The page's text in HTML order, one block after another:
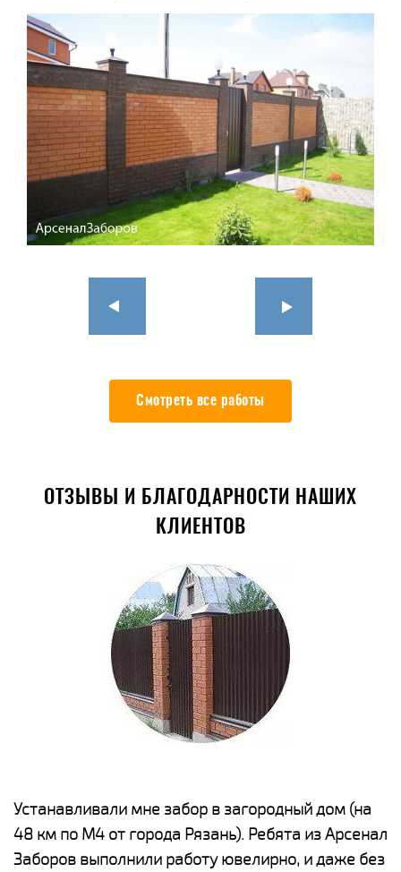
Смотреть все работы
ОТЗЫВЫ И БЛАГОДАРНОСТИ НАШИХ
КЛИЕНТОВ
Устанавливали мне забор в загородный дом (на
48 км по М4 от города Рязань). Ребята из Арсенал
Заборов выполнили работу ювелирно, и даже без